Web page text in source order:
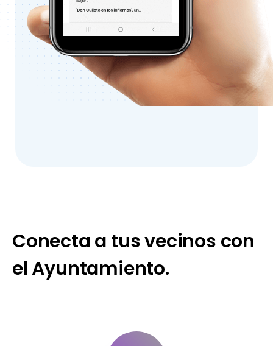
Conecta a tus vecinos con
el Ayuntamiento.